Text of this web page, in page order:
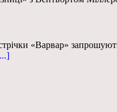
«Варвар» запрошують